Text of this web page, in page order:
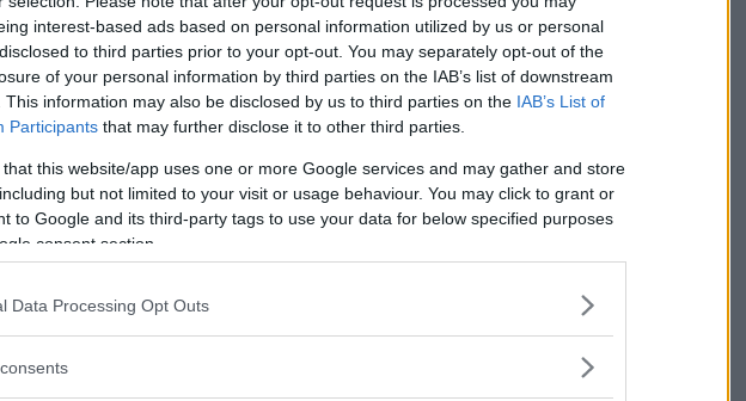
interest-based ads based on personal information utilized by us or personal
to third parties prior to your opt-out. You may separately opt-out of the
of your personal information by third parties on the IAB’s list of downstream
This information may also be disclosed by us to third parties on the IAB’s List of
Participants that may further disclose it to other third parties.
that this website/app uses one or more Google services and may gather and store
but not limited to your visit or usage behaviour. You may click to grant or
to Google and its third-party tags to use your data for below specified purposes
consent section.
Data Processing Opt Outs
Dr. Marco
Nuara
suo pediatra curante.
una visita specialistica
la causa del respiro
Ipertrofia dei turbinati nasali?
Potrebbe trattarsi anche di
caso in cui la storia e la
allergica sarete indirizzati
i test del caso.